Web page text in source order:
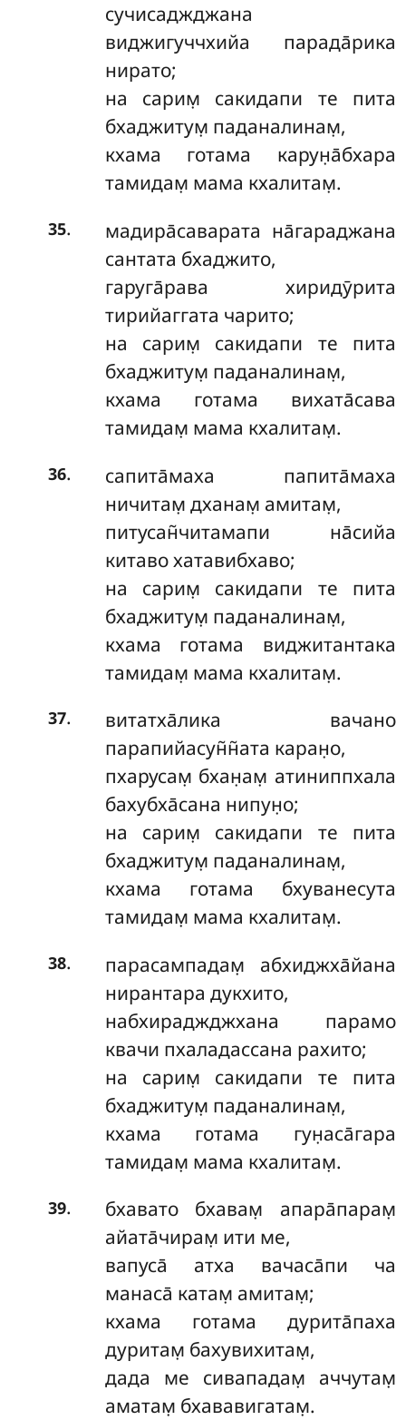
сучисаджджана
виджигуччхийа парада̄рика
нирато;
на сарим̣ сакидапи те пита
бхаджитум̣ паданалинам̣,
кхама готама карун̣а̄бхара
тамидам̣ мама кхалитам̣.
35.
мадира̄саварата на̄гараджана
сантата бхаджито,
гаруга̄рава хиридӯрита
тирийаггата чарито;
на сарим̣ сакидапи те пита
бхаджитум̣ паданалинам̣,
кхама готама вихата̄сава
тамидам̣ мама кхалитам̣.
36.
сапита̄маха папита̄маха
ничитам̣ дханам̣ амитам̣,
питусан̃читамапи на̄сийа
китаво хатавибхаво;
на сарим̣ сакидапи те пита
бхаджитум̣ паданалинам̣,
кхама готама виджитантака
тамидам̣ мама кхалитам̣.
37.
витатха̄лика вачано
парапийасун̃н̃ата каран̣о,
пхарусам̣ бхан̣ам̣ атиниппхала
бахубха̄сана нипун̣о;
на сарим̣ сакидапи те пита
бхаджитум̣ паданалинам̣,
кхама готама бхуванесута
тамидам̣ мама кхалитам̣.
38.
парасампадам̣ абхиджха̄йана
нирантара дукхито,
набхираджджхана парамо
квачи пхаладассана рахито;
на сарим̣ сакидапи те пита
бхаджитум̣ паданалинам̣,
кхама готама гун̣аса̄гара
тамидам̣ мама кхалитам̣.
39.
бхавато бхавам̣ апара̄парам̣
айата̄чирам̣ ити ме,
вапуса̄ атха вачаса̄пи ча
манаса̄ катам̣ амитам̣;
кхама готама дурита̄паха
дуритам̣ бахувихитам̣,
дада ме сивападам̣ аччутам̣
аматам̣ бхававигатам̣.